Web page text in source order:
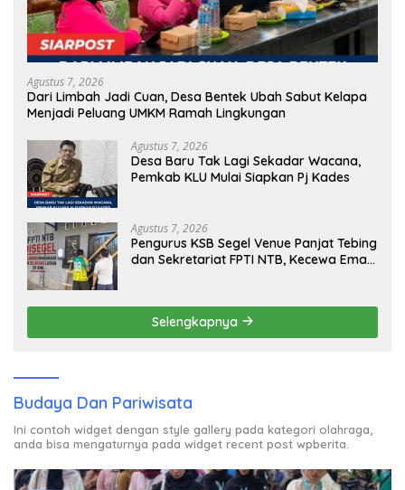
Agustus 7, 2026
Dari Limbah Jadi Cuan, Desa Bentek Ubah Sabut Kelapa
Menjadi Peluang UMKM Ramah Lingkungan
Agustus 7, 2026
Desa Baru Tak Lagi Sekadar Wacana,
Pemkab KLU Mulai Siapkan Pj Kades
Agustus 7, 2026
Pengurus KSB Segel Venue Panjat Tebing
dan Sekretariat FPTI NTB, Kecewa Emas
Selengkapnya
Budaya Dan Pariwisata
Ini contoh widget dengan style gallery pada kategori olahraga,
anda bisa mengaturnya pada widget recent post wpberita.